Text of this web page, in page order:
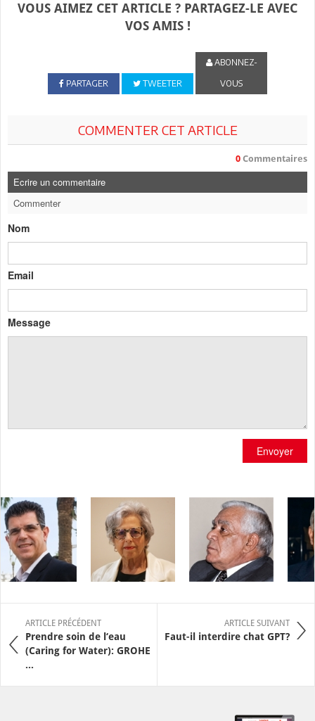
VOUS AIMEZ CET ARTICLE ? PARTAGEZ-LE AVEC
VOS AMIS !
PARTAGER TWEETER
ABONNEZ-
VOUS
COMMENTER CET ARTICLE
0 Commentaires
Ecrire un commentaire
Commenter
Nom
Email
Message
Envoyer
ARTICLE PRÉCÉDENT
Prendre soin de l‘eau
(Caring for Water): GROHE
...
ARTICLE SUIVANT
Faut-il interdire chat GPT?